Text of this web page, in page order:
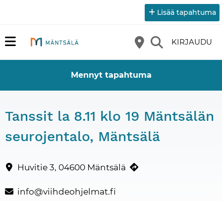
Lisää tapahtuma
KIRJAUDU
Mennyt tapahtuma
Tanssit la 8.11 klo 19 Mäntsälän
seurojentalo, Mäntsälä
Tanssit la 8.11 klo 19 Mäntsälän seurojentalo, Huvitie
Yhteystiedot
Huvitie 3, 04600 Mäntsälä
info@viihdeohjelmat.fi